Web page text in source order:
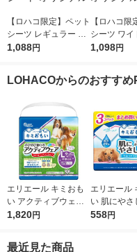
【ロハコ限定】ペット
シーツ レギュラー 薄
型 国産 160枚 1袋 ペ
1,088円
【ロハコ限
シーツ ワイ
産 80枚 1袋
1,098円
LOHACOからのおすすめ
エリエール キミおも
い アクティブウェア
Ｌ パンツ ゆったりサ
1,820円
エリエール
い 肌にやさ
ットティシ
558円
最近見た商品